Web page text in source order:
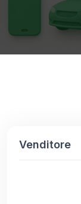
Venditore